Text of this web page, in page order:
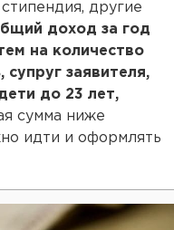
другие
доход за год
на количество
супруг заявителя,
до 23 лет,
сумма ниже
идти и оформлять